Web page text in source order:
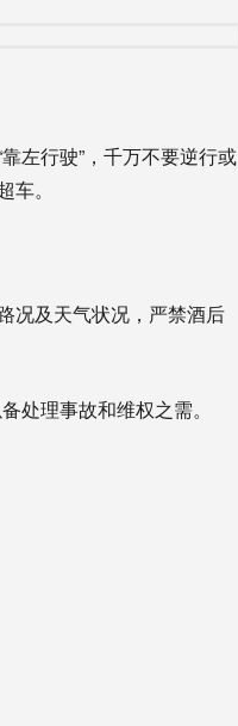
行驶”，千万不要逆行或
。
及天气状况，严禁酒后
理事故和维权之需。